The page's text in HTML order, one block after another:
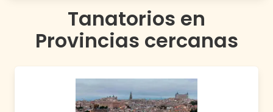
Tanatorios en
Provincias cercanas